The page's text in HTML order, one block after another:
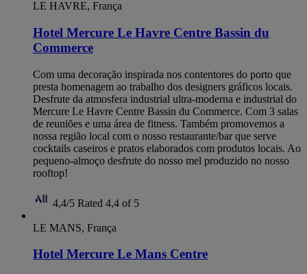
LE HAVRE, França
Hotel Mercure Le Havre Centre Bassin du
Commerce
Com uma decoração inspirada nos contentores do porto que
presta homenagem ao trabalho dos designers gráficos locais.
Desfrute da atmosfera industrial ultra-moderna e industrial do
Mercure Le Havre Centre Bassin du Commerce. Com 3 salas
de reuniões e uma área de fitness. Também promovemos a
nossa região local com o nosso restaurante/bar que serve
cocktails caseiros e pratos elaborados com produtos locais. Ao
pequeno-almoço desfrute do nosso mel produzido no nosso
rooftop!
4,4/5 Rated 4,4 of 5
LE MANS, França
Hotel Mercure Le Mans Centre